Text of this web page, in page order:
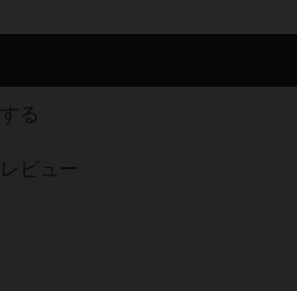
る
ビュー